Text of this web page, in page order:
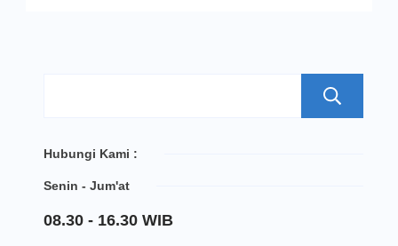
Hubungi Kami :
Senin - Jum'at
08.30 - 16.30 WIB